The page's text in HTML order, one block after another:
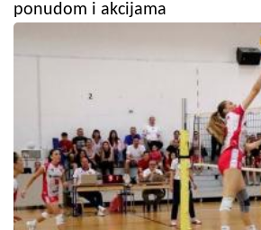
ponudom i akcijama